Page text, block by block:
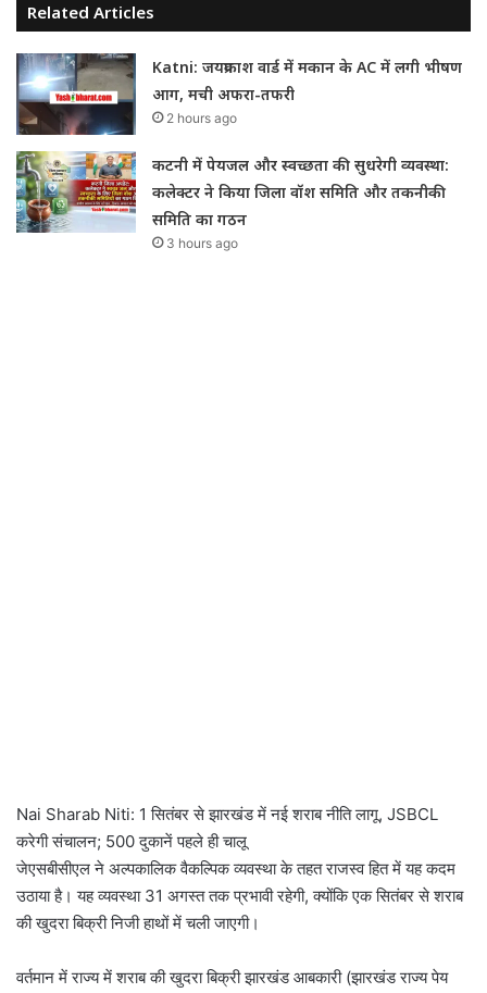
Related Articles
Katni: जयप्रकाश वार्ड में मकान के AC में लगी भीषण
आग, मची अफरा-तफरी
2 hours ago
कटनी में पेयजल और स्वच्छता की सुधरेगी व्यवस्था:
कलेक्टर ने किया जिला वॉश समिति और तकनीकी
समिति का गठन
3 hours ago
Nai Sharab Niti: 1 सितंबर से झारखंड में नई शराब नीति लागू, JSBCL
करेगी संचालन; 500 दुकानें पहले ही चालू
जेएसबीसीएल ने अल्पकालिक वैकल्पिक व्यवस्था के तहत राजस्व हित में यह कदम
उठाया है। यह व्यवस्था 31 अगस्त तक प्रभावी रहेगी, क्योंकि एक सितंबर से शराब
की खुदरा बिक्री निजी हाथों में चली जाएगी।
वर्तमान में राज्य में शराब की खुदरा बिक्री झारखंड आबकारी (झारखंड राज्य पेय